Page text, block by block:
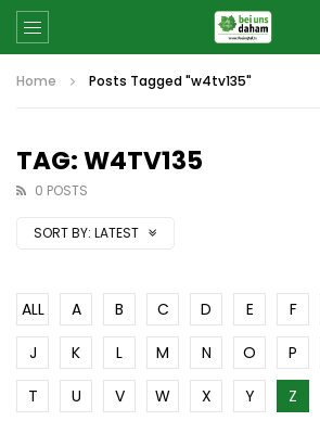
Home Posts Tagged "w4tv135"
TAG: W4TV135
0 POSTS
SORT BY: LATEST
ALL A B C D E F
J
K L M N O P
T
U V W X Y Z